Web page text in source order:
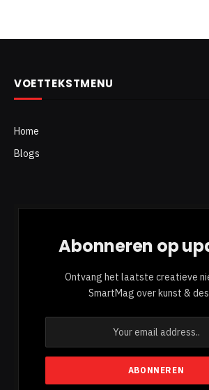
VOETTEKSTMENU
Home
Blogs
Abonneren op
Ontvang het laatste creatieve
SmartMag over kunst &